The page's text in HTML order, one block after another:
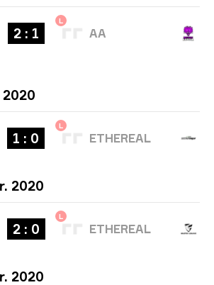
2 : 1
L
AA
1 : 0
L
ETHEREAL
2020
2 : 0
L
ETHEREAL
2020